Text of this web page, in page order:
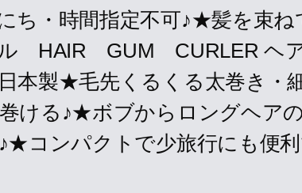
ち・時間指定不可♪★髪を束ね
HAIR GUM CURLER ヘ
本製★毛先くるくる太巻き・
ける♪★ボブからロングヘア
コンパクトで少旅行にも便